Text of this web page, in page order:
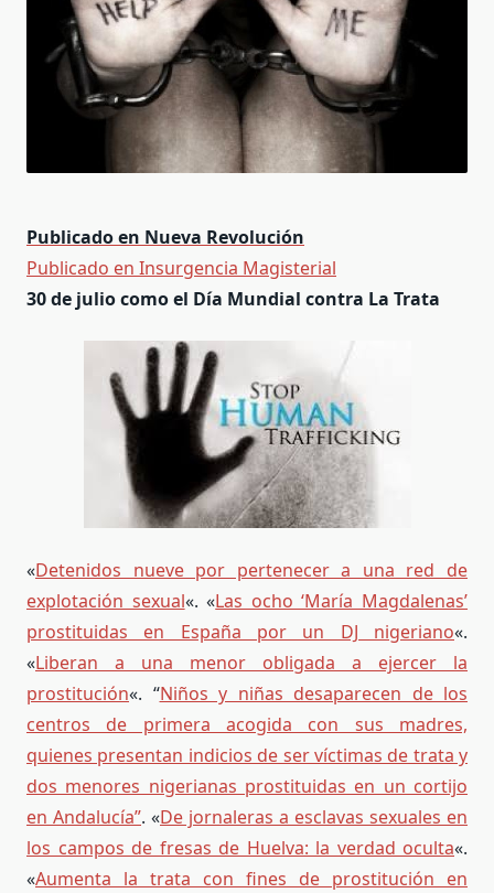
Publicado en Nueva Revolución
Publicado en Insurgencia Magisterial
30 de julio como el Día Mundial contra La Trata
«Detenidos nueve por pertenecer a una red de
explotación sexual«. «Las ocho ‘María Magdalenas’
prostituidas en España por un DJ nigeriano«.
«Liberan a una menor obligada a ejercer la
prostitución«. “Niños y niñas desaparecen de los
centros de primera acogida con sus madres,
quienes presentan indicios de ser víctimas de trata y
dos menores nigerianas prostituidas en un cortijo
en Andalucía”. «De jornaleras a esclavas sexuales en
los campos de fresas de Huelva: la verdad oculta«.
«Aumenta la trata con fines de prostitución en